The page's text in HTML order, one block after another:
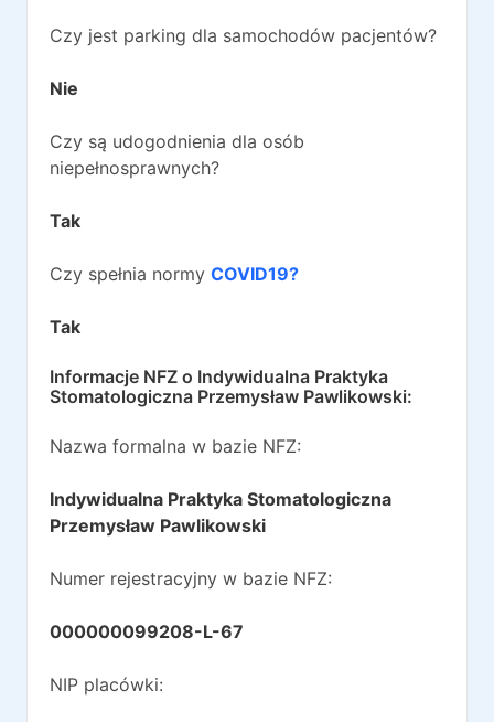
Czy jest parking dla samochodów pacjentów?
Nie
Czy są udogodnienia dla osób
niepełnosprawnych?
Tak
Czy spełnia normy COVID19?
Tak
Informacje NFZ o Indywidualna Praktyka
Stomatologiczna Przemysław Pawlikowski:
Nazwa formalna w bazie NFZ:
Indywidualna Praktyka Stomatologiczna
Przemysław Pawlikowski
Numer rejestracyjny w bazie NFZ:
000000099208-L-67
NIP placówki: